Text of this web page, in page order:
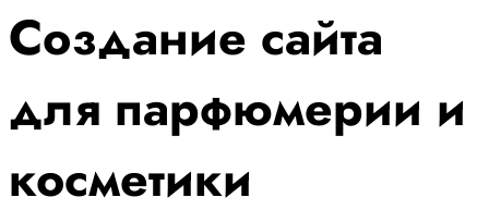
Создание сайта
для парфюмерии и
косметики